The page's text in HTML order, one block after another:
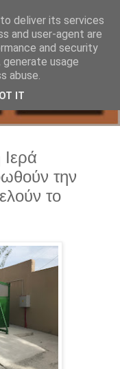
την
το
deliver its services
and user-agent are
and security
usage
abuse.
IT